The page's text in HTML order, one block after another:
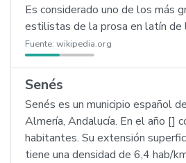
Es considerado uno de los más
estilistas de la prosa en latín de
Fuente: wikipedia.org
Senés
Senés es un municipio español
Almería, Andalucía. En el año []
habitantes. Su extensión
tiene una densidad de 6,4 hab/